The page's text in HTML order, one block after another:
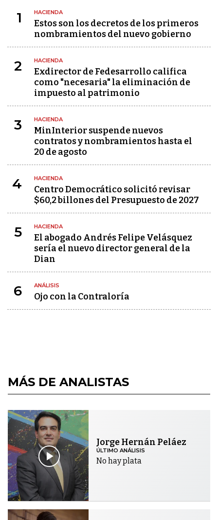
1 HACIENDA
Estos son los decretos de los primeros
nombramientos del nuevo gobierno
2 HACIENDA
Exdirector de Fedesarrollo califica
como "necesaria" la eliminación de
impuesto al patrimonio
3 HACIENDA
MinInterior suspende nuevos
contratos y nombramientos hasta el
20 de agosto
4 HACIENDA
Centro Democrático solicitó revisar
$60,2 billones del Presupuesto de 2027
5 HACIENDA
El abogado Andrés Felipe Velásquez
sería el nuevo director general de la
Dian
6 ANÁLISIS
Ojo con la Contraloría
MÁS DE ANALISTAS
Jorge Hernán Peláez
ÚLTIMO ANÁLISIS
No hay plata